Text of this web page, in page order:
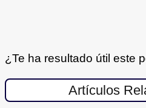
¿Te ha resultado útil este
Artículos